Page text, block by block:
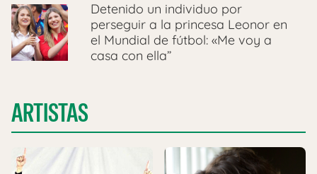
Detenido un individuo por
perseguir a la princesa Leonor en
el Mundial de fútbol: «Me voy a
casa con ella”
ARTISTAS